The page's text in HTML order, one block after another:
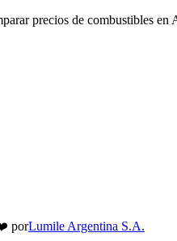
precios de combustibles en
porLumile Argentina S.A.